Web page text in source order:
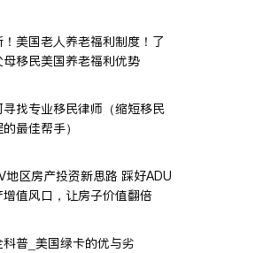
！美国老人养老福利制度！了
母移民美国养老福利优势
寻找专业移民律师（缩短移民
最佳帮手）
地区房产投资新思路 踩好ADU
增值风口，让房子价值翻倍
科普_美国绿卡的优与劣